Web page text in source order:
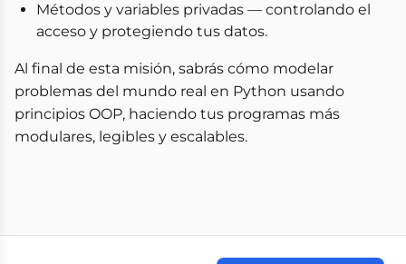
Métodos y variables privadas — controlando el
acceso y protegiendo tus datos.
Al final de esta misión, sabrás cómo modelar
problemas del mundo real en Python usando
principios OOP, haciendo tus programas más
modulares, legibles y escalables.